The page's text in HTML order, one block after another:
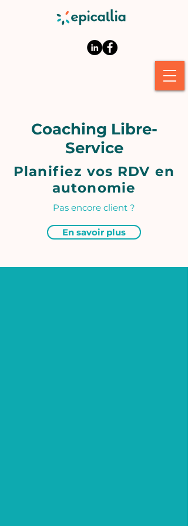
Coaching Libre-
Service
Planifiez vos RDV en
autonomie
Pas encore client ?
En savoir plus